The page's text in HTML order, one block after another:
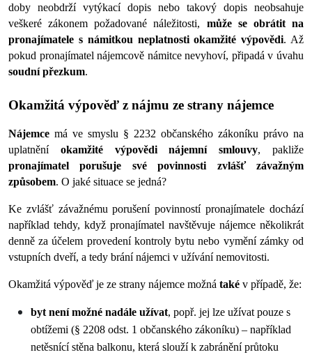
doby neobdrží vytýkací dopis nebo takový dopis neobsahuje
veškeré zákonem požadované náležitosti, může se obrátit na
pronajímatele s námitkou neplatnosti okamžité výpovědi. Až
soudní přezkum.
Okamžitá výpověď z nájmu ze strany nájemce
Nájemce má ve smyslu § 2232 občanského zákoníku právo na
uplatnění okamžité výpovědi nájemní smlouvy
pronajímatel porušuje své povinnosti zvlášť závažným
způsobem. O jaké situace se jedná?
Ke zvlášť závažnému porušení povinností pronajímatele dochází
například tehdy, když pronajímatel navštěvuje nájemce několikrát
denně za účelem provedení kontroly bytu nebo vymění zámky od
vstupních dveří, a tedy brání nájemci v užívání nemovitosti.
Okamžitá výpověď je ze strany nájemce možná také v případě, že:
byt není možné nadále užívat, popř. jej lze užívat pouze s
obtížemi (§ 2208 odst. 1 občanského zákoníku) – například
netěsnící stěna balkonu, která slouží k zabránění průtoku